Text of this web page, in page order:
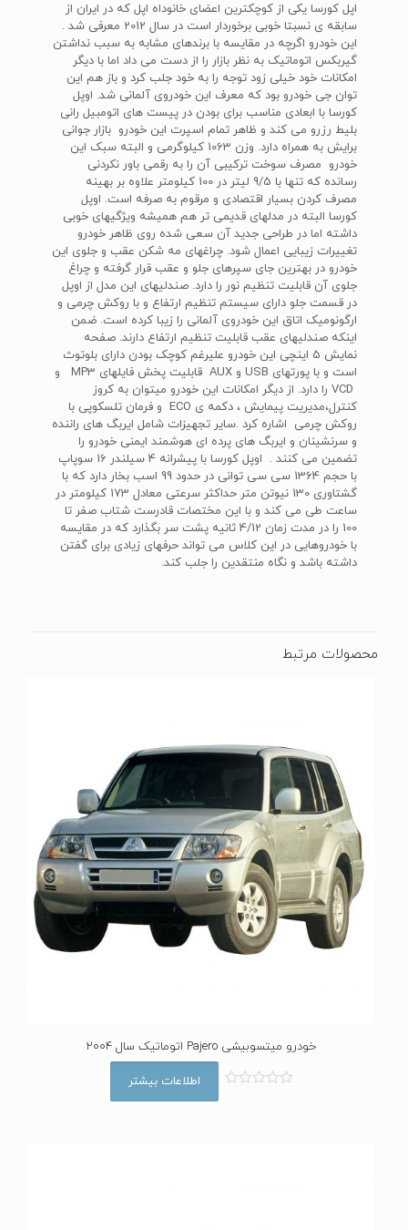
اپل کورسا یکی از کوچکترین اعضای خانوداه اپل که در ایران از
سابقه ی نسبتا خوبی برخوردار است در سال 2012 معرفی شد .
این خودرو اگرچه در مقایسه با برندهای مشابه به سبب نداشتن
گیربکس اتوماتیک به نظر بازار را از دست می داد اما با دیگر
امکانات خود خیلی زود توجه را به خود جلب کرد و باز هم این
توان جی خودرو بود که معرف این خودروی آلمانی شد. اوپل
کورسا با ابعادی مناسب برای بودن در پیست های اتومبیل رانی
بلیط رزرو می کند و ظاهر تمام اسپرت این خودرو بازار جوانی
برایش به همراه دارد. وزن 1063 کیلوگرمی و البته سبک این
خودرو مصرف سوخت ترکیبی آن را به رقمی باور نکردنی
رسانده که تنها با 9/5 لیتر در 100 کیلومتر علاوه بر بهینه
مصرف کردن بسیار اقتصادی و مرقوم به صرفه است. اوپل
کورسا البته در مدلهای قدیمی تر هم همیشه ویژگیهای خوبی
داشته اما در طراحی جدید آن سعی شده روی ظاهر خودرو
تغییرات زیبایی اعمال شود. چراغهای مه شکن عقب و جلوی این
خودرو در بهترین جای سپرهای جلو و عقب قرار گرفته و چراغ
جلوی آن قابلیت تنظیم نور را دارد. صندلیهای این مدل از اوپل
در قسمت جلو دارای سیستم تنظیم ارتفاع و با روکش چرمی و
ارگونومیک اتاق این خودروی آلمانی را زیبا کرده است. ضمن
اینکه صندلیهای عقب قابلیت تنظیم ارتفاع دارند. صفحه
نمایش 5 اینچی این خودرو علیرغم کوچک بودن دارای بلوتوث
است و با پورتهای USB و AUX قابلیت پخش فایلهای MP3 و
VCD را دارد. از دیگر امکانات این خودرو میتوان به کروز
کنترل،مدیریت پیمایش ، دکمه ی ECO و فرمان تلسکوپی با
روکش چرمی اشاره کرد .سایر تجهیزات شامل ایربگ های راننده
و سرنشینان و ایربگ های پرده ای هوشمند ایمنی خودرو را
تضمین می کنند . اوپل کورسا با پیشرانه 4 سیلندر 16 سوپاپ
با حجم 1364 سی سی توانی در حدود 99 اسب بخار دارد که با
گشتاوری 130 نیوتن متر حداکثر سرعتی معادل 173 کیلومتر در
ساعت طی می کند و با این مختصات قادرست شتاب صفر تا
100 را در مدت زمان 4/12 ثانیه پشت سر بگذارد که در مقایسه
با خودروهایی در این کلاس می تواند حرفهای زیادی برای گفتن
داشته باشد و نگاه منتقدین را جلب کند.
محصولات مرتبط
خودرو میتسوبیشی Pajero اتوماتیک سال 2004
اطلاعات بیشتر